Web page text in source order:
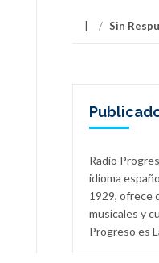
/ Sin
Radio
idioma
1929, ofrece
musicales y
Progreso es